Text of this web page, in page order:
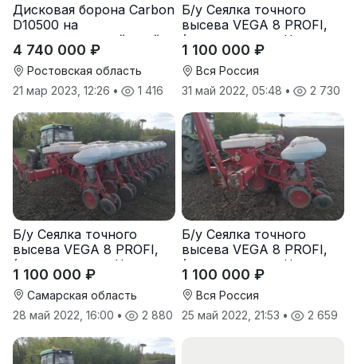
Дисковая борона Carbon
D10500 на
подпружиненной стойке
(3D)
4 740 000 ₽
Ростовская область
21 мар 2023, 12:26 • 1 416
Б/у Сеялка точного
высева VEGA 8 PROFI,
(производство Червона
Зирка), 2016 г., в
отличном состоянии
1 100 000 ₽
Вся Россия
31 май 2022, 05:48 • 2 730
Б/у Сеялка точного
высева VEGA 8 PROFI,
(производство Червона
Зирка), 2016 г., в
отличном состоянии
1 100 000 ₽
Самарская область
28 май 2022, 16:00 • 2 880
Б/у Сеялка точного
высева VEGA 8 PROFI,
(производство Червона
Зирка), 2016 г., в
отличном состоянии
1 100 000 ₽
Вся Россия
25 май 2022, 21:53 • 2 659